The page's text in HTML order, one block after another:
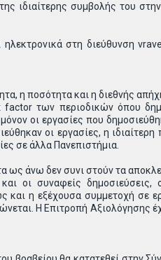
ιδιαίτερης συμβολής του
στη διεύθυνση
η ποσότητα και η διεθνής
των περιοδικών όπου
οι εργασίες που
οι εργασίες, η
σε άλλα Πανεπιστήμια.
ως άνω δεν συνι στούν τα
οι συναφείς
η εξέχουσα συμμετοχή σε
Η Επιτροπή Αξιολόγησης